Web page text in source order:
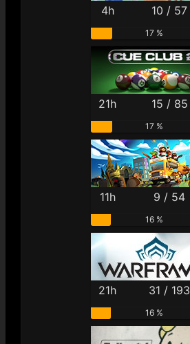
4h 10 / 57
17 %
21h 15 / 85
17 %
11h 9 / 54
16 %
21h 31 / 193
16 %